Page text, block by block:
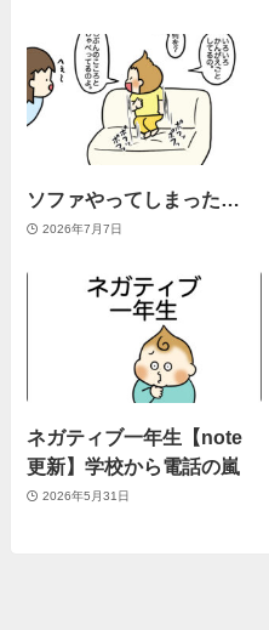
ソファやってしまった…
2026年7月7日
ネガティブ一年生【note
更新】学校から電話の嵐
2026年5月31日